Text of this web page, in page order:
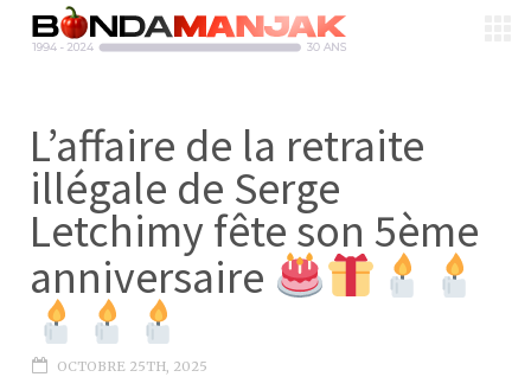
L’affaire de la retraite
illégale de Serge
Letchimy fête son 5ème
anniversaire
OCTOBRE 25TH, 2025